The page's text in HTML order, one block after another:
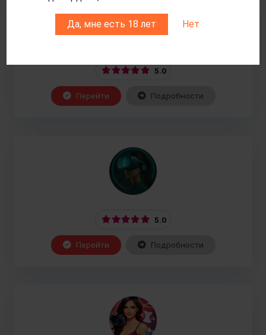
Да, мне есть 18 лет Нет
5.0
Перейти Подробности
5.0
Перейти Подробности